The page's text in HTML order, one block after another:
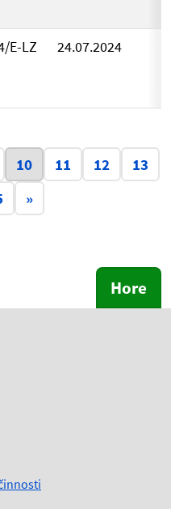
E-LZ 24.07.2024
10Aktuálna stránka 10
11 12
13
»
Hore